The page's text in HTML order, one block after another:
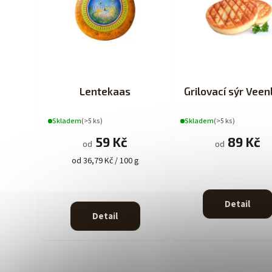
Lentekaas
Skladem(>5 ks)
od 59 Kč
od 36,79 Kč / 100 g
Detail
Grilovací sýr
Skladem(>5 ks)
od 89 Kč
Detail